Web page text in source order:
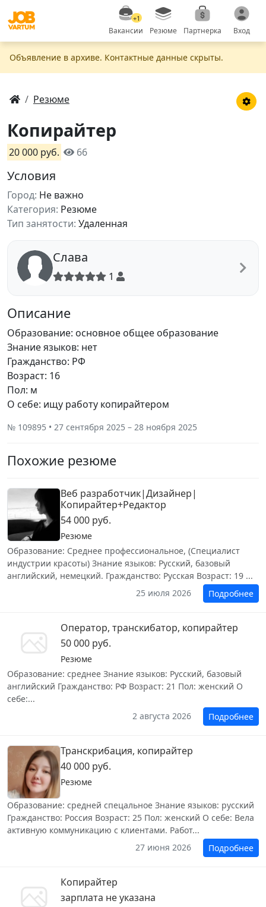
+1
Вакансии Резюме Партнерка Вход
Объявление в apxивe. Контактные данные скрыты.
Резюме
Копирайтер
20 000 руб. 66
Условия
Город: Не важно
Категория: Резюме
Тип занятости: Удаленная
Слава
1
Описание
Образование: основное общее образование
Знание языков: нет
Гражданство: РФ
Возраст: 16
Пол: м
О себе: ищу работу копирайтером
№ 109895 • 27 сентября 2025 – 28 ноября 2025
Похожие резюме
Веб разработчик|Дизайнер|
Копирайтер+Редактор
54 000 руб.
Резюме
Образование: Среднее профессиональное, (Специалист
индустрии красоты) Знание языков: Русский, базовый
английский, немецкий. Гражданство: Русская Возраст: 19 ...
25 июля 2026
Подробнее
Оператор, транскибатор, копирайтер
50 000 руб.
Резюме
Образование: среднее Знание языков: Русский, базовый
английский Гражданство: РФ Возраст: 21 Пол: женский О
себе:...
2 августа 2026
Подробнее
Транскрибация, копирайтер
40 000 руб.
Резюме
Образование: средней спецальное Знание языков: русский
Гражданство: Россия Возраст: 25 Пол: женский О себе: Вела
активную коммуникацию с клиентами. Работ...
27 июня 2026
Подробнее
Копирайтер
зарплата не указана